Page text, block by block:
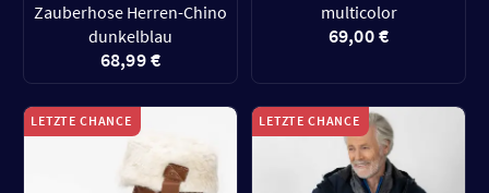
Zauberhose Herren-Chino
dunkelblau
68,99 €
multicolor
69,00 €
LETZTE CHANCE LETZTE CHANCE